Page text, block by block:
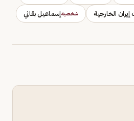
إيران الخارجية شخصيةإسماعيل بقائي